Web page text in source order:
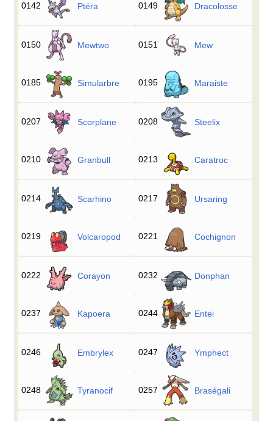
0142 Ptéra 0149 Dracolosse
0150 Mewtwo 0151 Mew
0185 Simularbre 0195 Maraiste
0207 Scorplane 0208 Steelix
0210 Granbull 0213 Caratroc
0214 Scarhino 0217 Ursaring
0219 Volcaropod 0221 Cochignon
0222 Corayon 0232 Donphan
0237 Kapoera 0244 Entei
0246 Embrylex 0247 Ymphect
0248 Tyranocif 0257 Braségali